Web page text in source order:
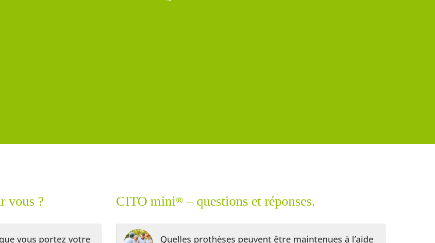
vous ?
vous portez votre
CITO mini® – questions et réponses.
Quelles prothèses peuvent être maintenues à l’aide